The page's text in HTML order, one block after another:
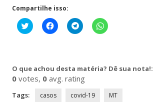
Compartilhe isso:
Clique
para
janela)
Clique
para
janela)
Clique
para
janela)
Clique
para
janela)
O que achou desta matéria? Dê sua nota!:
0 votes, 0 avg. rating
Tags: casos covid-19 MT